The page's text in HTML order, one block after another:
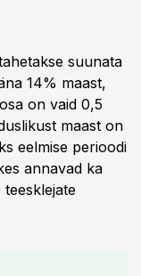
suunata
14% maast,
on vaid 0,5
maast on
eelmise perioodi
annavad ka